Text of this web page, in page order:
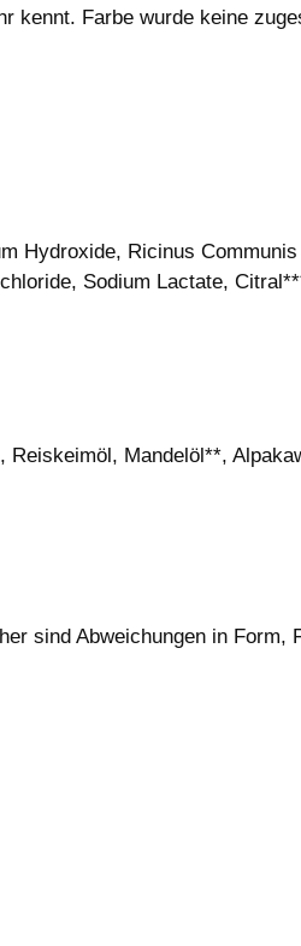
kennt. Farbe wurde keine
Hydroxide, Ricinus
Sodium Lactate,
Mandelöl**,
sind Abweichungen in Form,